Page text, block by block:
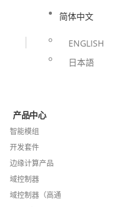
简体中文
ENGLISH
日本語
产品中心
智能模组
开发套件
边缘计算产品
域控制器
域控制器（高通